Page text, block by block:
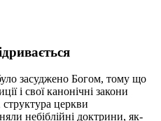
засуджено Богом, тому що
і свої канонічні закони
церкви
небіблійні доктрини, як-